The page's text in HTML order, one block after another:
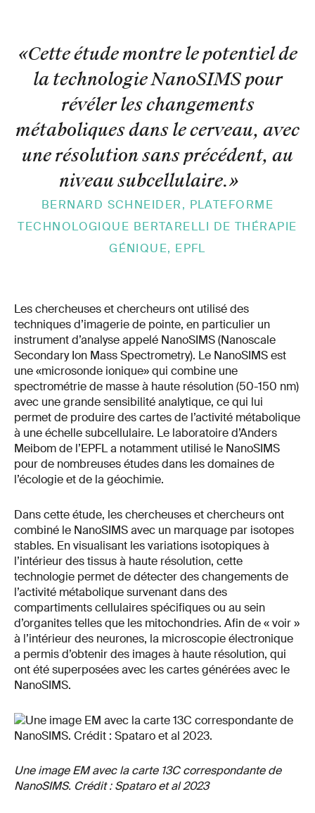
«Cette étude montre le potentiel de
la technologie NanoSIMS pour
révéler les changements
métaboliques dans le cerveau, avec
une résolution sans précédent, au
niveau subcellulaire.»
BERNARD SCHNEIDER, PLATEFORME
TECHNOLOGIQUE BERTARELLI DE THÉRAPIE
GÉNIQUE, EPFL
Les chercheuses et chercheurs ont utilisé des
techniques d’imagerie de pointe, en particulier un
instrument d’analyse appelé NanoSIMS (Nanoscale
Secondary Ion Mass Spectrometry). Le NanoSIMS est
une «microsonde ionique» qui combine une
spectrométrie de masse à haute résolution (50-150 nm)
avec une grande sensibilité analytique, ce qui lui
permet de produire des cartes de l’activité métabolique
à une échelle subcellulaire. Le laboratoire d’Anders
Meibom de l’EPFL a notamment utilisé le NanoSIMS
pour de nombreuses études dans les domaines de
l’écologie et de la géochimie.
Dans cette étude, les chercheuses et chercheurs ont
combiné le NanoSIMS avec un marquage par isotopes
stables. En visualisant les variations isotopiques à
l’intérieur des tissus à haute résolution, cette
technologie permet de détecter des changements de
l’activité métabolique survenant dans des
compartiments cellulaires spécifiques ou au sein
d’organites telles que les mitochondries. Afin de « voir »
à l’intérieur des neurones, la microscopie électronique
a permis d’obtenir des images à haute résolution, qui
ont été superposées avec les cartes générées avec le
NanoSIMS.
Une image EM avec la carte 13C correspondante de
NanoSIMS. Crédit : Spataro et al 2023